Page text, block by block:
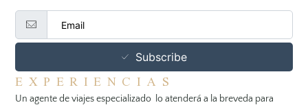
Subscribe
EXPERIENCIAS
Un agente de viajes especializado lo atenderá a la breveda para